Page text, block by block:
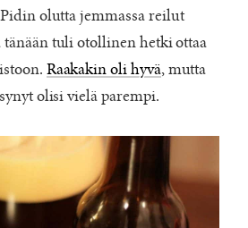
olutta jemmassa reilut
tuli otollinen hetki ottaa
Raakakin oli hyvä, mutta
olisi vielä parempi.